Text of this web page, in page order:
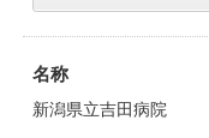
名称
新潟県立吉田病院